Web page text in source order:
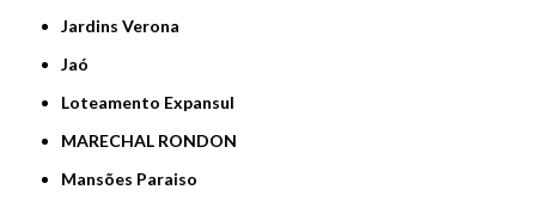
Jardins Verona
Jaó
Loteamento Expansul
MARECHAL RONDON
Mansões Paraiso